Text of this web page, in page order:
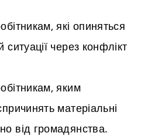
які опиняться
ситуації через конфлікт
яким
матеріальні
від громадянства.